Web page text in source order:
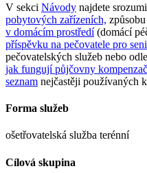
V sekci Návody najdete
pobytových zařízeních,
v domácím prostředí(domácí
příspěvku na pečovatele pro
pečovatelských služeb nebo
jak fungují půjčovny
seznam nejčastěji používaných
Forma služeb
ošetřovatelská služba terénní
Cílová skupina